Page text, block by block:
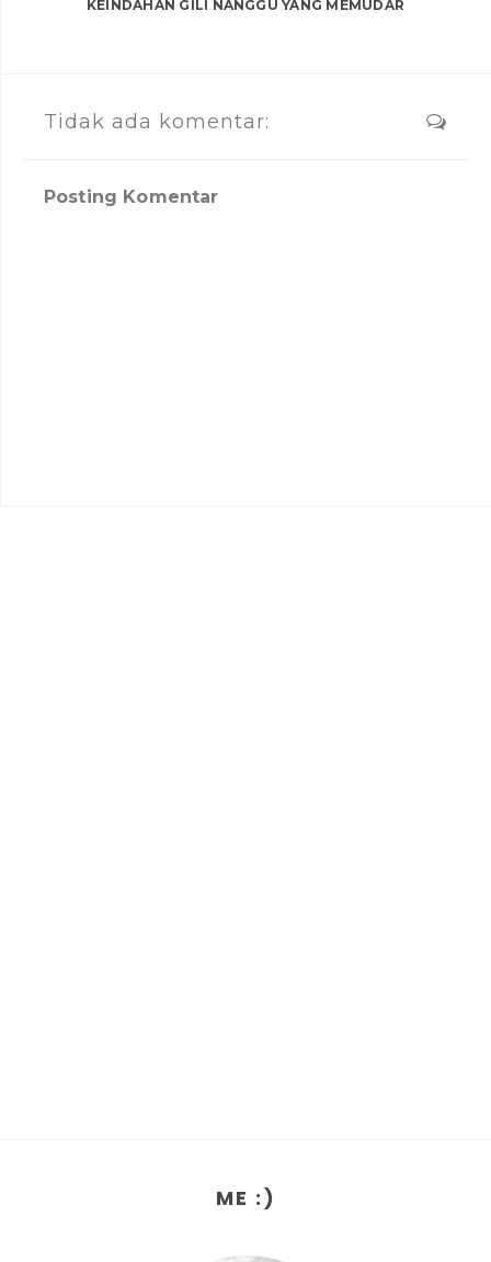
KEINDAHAN GILI NANGGU YANG MEMUDAR
Tidak ada komentar:
Posting Komentar
ME :)